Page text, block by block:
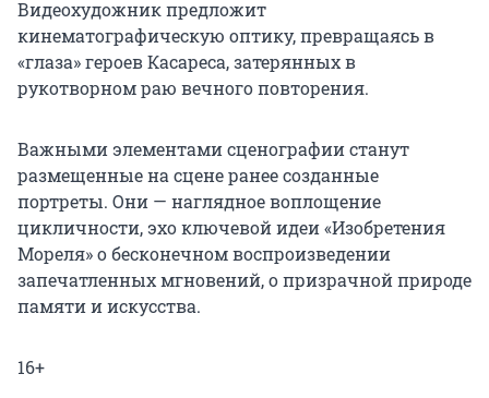
Видеохудожник предложит
кинематографическую оптику, превращаясь в
«глаза» героев Касареса, затерянных в
рукотворном раю вечного повторения.
Важными элементами сценографии станут
размещенные на сцене ранее созданные
портреты. Они — наглядное воплощение
цикличности, эхо ключевой идеи «Изобретения
Мореля» о бесконечном воспроизведении
запечатленных мгновений, о призрачной природе
памяти и искусства.
16+